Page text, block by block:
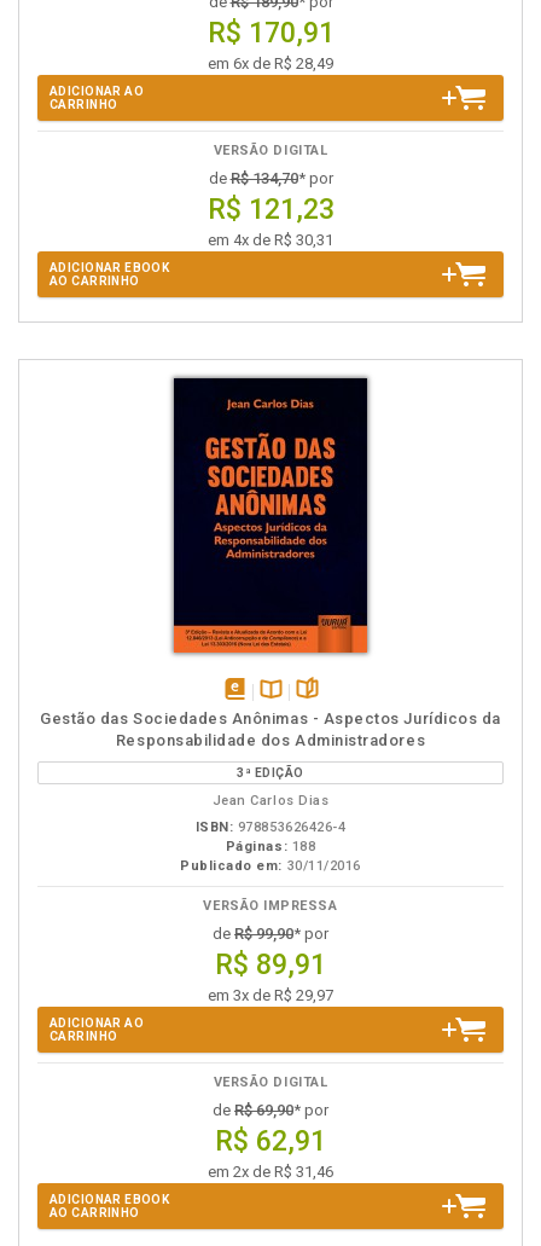
R$ 170,91
em 6x de R$ 28,49
ADICIONAR AO
CARRINHO
VERSÃO DIGITAL
deR$ 134,70* por
R$ 121,23
em 4x de R$ 30,31
ADICIONAR EBOOK
AO CARRINHO
disponível
em
eBook
Disponível
na
B.V.
páginas
Gestão das Sociedades Anônimas - Aspectos Jurídicos da
Responsabilidade dos Administradores
3ª EDIÇÃO
Jean Carlos Dias
ISBN: 978853626426-4
Páginas: 188
Publicado em: 30/11/2016
VERSÃO IMPRESSA
de R$ 99,90* por
R$ 89,91
em 3x de R$ 29,97
ADICIONAR AO
CARRINHO
VERSÃO DIGITAL
de R$ 69,90* por
R$ 62,91
em 2x de R$ 31,46
ADICIONAR EBOOK
AO CARRINHO